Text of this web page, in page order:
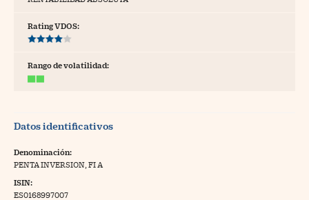
Rating VDOS:
Rango de volatilidad:
Datos identificativos
Denominación:
PENTA INVERSION, FI A
ISIN:
ES0168997007